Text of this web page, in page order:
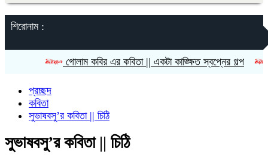
শিরোনাম :
গোলাম কবির এর কবিতা || একটা কাঙ্ক্ষিত স্বপ্নের গল্প রীতি
প্রচ্ছদ
কবিতা
সুভাষবসু’র কবিতা || চিঠি
সুভাষবসু’র কবিতা || চিঠি